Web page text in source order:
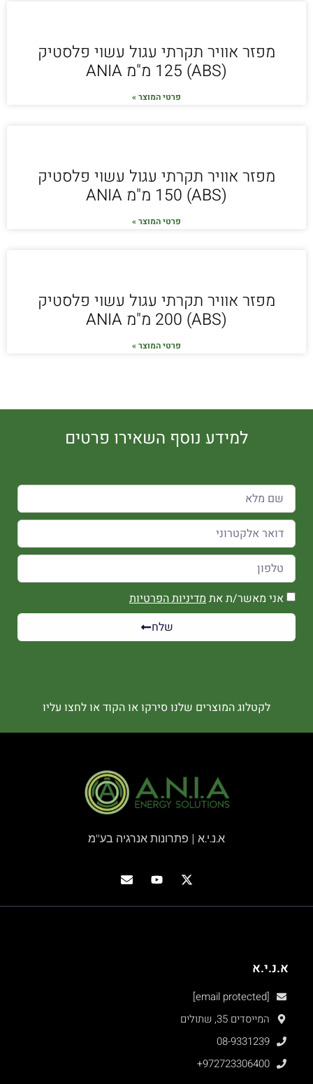
מפזר אוויר תקרתי עגול עשוי פלסטיק
(ABS) 125 מ"מ ANIA
פרטי המוצר »
מפזר אוויר תקרתי עגול עשוי פלסטיק
(ABS) 150 מ"מ ANIA
פרטי המוצר »
מפזר אוויר תקרתי עגול עשוי פלסטיק
(ABS) 200 מ"מ ANIA
פרטי המוצר »
למידע נוסף השאירו פרטים
אני מאשר/ת את מדיניות הפרטיות
שלח
לקטלוג המוצרים שלנו סירקו או הקוד או לחצו עליו
א.נ.י.א | פתרונות אנרגיה בע"מ
א.נ.י.א
[email protected]
המייסדים 35, שתולים
08-9331239
+972723306400